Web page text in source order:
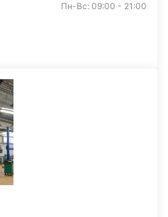
Пн-Вс: 09:00 - 21:00